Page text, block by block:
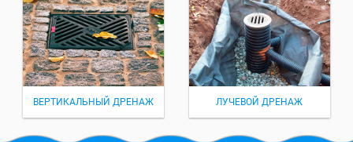
ВЕРТИКАЛЬНЫЙ ДРЕНАЖ ЛУЧЕВОЙ ДРЕНАЖ